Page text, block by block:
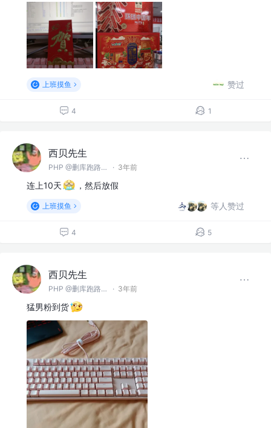
上班摸鱼 赞过
4 1
西贝先生
PHP @删库跑路（郑州）有限公司 · 3年前
连上10天 ，然后放假
上班摸鱼 等人赞过
4 5
西贝先生
PHP @删库跑路（郑州）有限公司 · 3年前
猛男粉到货